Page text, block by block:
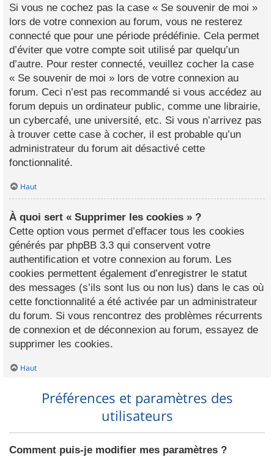
Si vous ne cochez pas la case « Se souvenir de moi »
lors de votre connexion au forum, vous ne resterez
connecté que pour une période prédéfinie. Cela permet
d’éviter que votre compte soit utilisé par quelqu’un
d’autre. Pour rester connecté, veuillez cocher la case
« Se souvenir de moi » lors de votre connexion au
forum. Ceci n’est pas recommandé si vous accédez au
forum depuis un ordinateur public, comme une librairie,
un cybercafé, une université, etc. Si vous n’arrivez pas
à trouver cette case à cocher, il est probable qu’un
administrateur du forum ait désactivé cette
fonctionnalité.
Haut
À quoi sert « Supprimer les cookies » ?
Cette option vous permet d’effacer tous les cookies
générés par phpBB 3.3 qui conservent votre
authentification et votre connexion au forum. Les
cookies permettent également d’enregistrer le statut
des messages (s’ils sont lus ou non lus) dans le cas où
cette fonctionnalité a été activée par un administrateur
du forum. Si vous rencontrez des problèmes récurrents
de connexion et de déconnexion au forum, essayez de
supprimer les cookies.
Haut
Préférences et paramètres des
utilisateurs
Comment puis-je modifier mes paramètres ?